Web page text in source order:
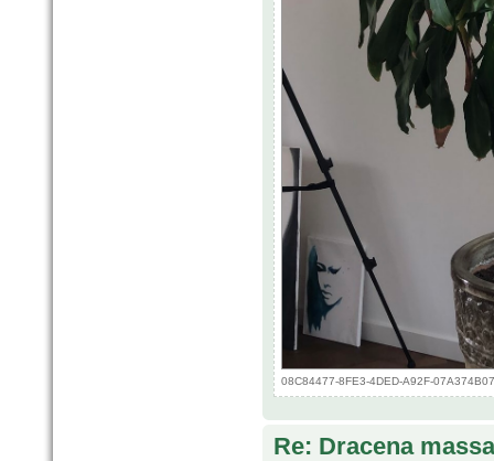
08C84477-8FE3-4DED-A92F-
Re: Dracena